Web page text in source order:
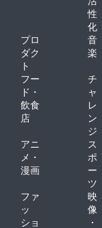
性
化
プロ
ダク
ト
音
楽
フー
ド・
飲食
店
チ
ャ
レ
ン
ジ
アニ
メ・
漫画
ス
ポ
ー
ツ
ファ
ッ
ショ
映
像
・